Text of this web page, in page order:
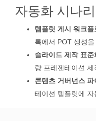
자동화 시나
템플릿 게시 워크플
록에서 POT 생성을
슬라이드 제작 표준
량 프레젠테이션 제
콘텐츠 거버넌스 파
테이션 템플릿에 자